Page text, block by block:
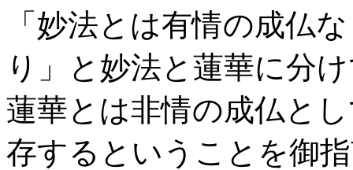
「妙法とは有情の成仏
り」と妙法と蓮華に分
蓮華とは非情の成仏と
存するということを御